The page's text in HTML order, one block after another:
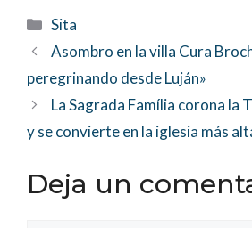
Categorías
Sita
Asombro en la villa Cura
peregrinando desde Luján»
La Sagrada Família corona la
y se convierte en la iglesia más
Deja un